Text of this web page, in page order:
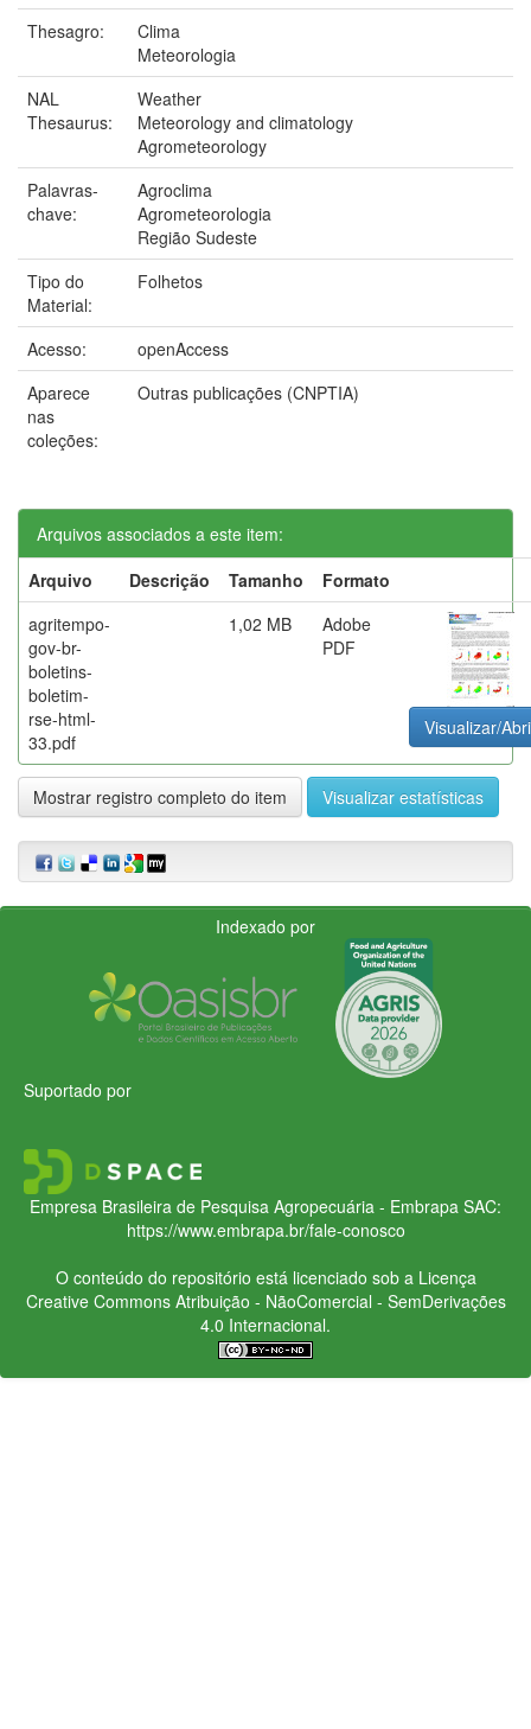
Thesagro:
Clima
Meteorologia
NAL
Thesaurus:
Weather
Meteorology and climatology
Agrometeorology
Palavras-
chave:
Agroclima
Agrometeorologia
Região Sudeste
Tipo do
Material:
Folhetos
Acesso:
openAccess
Aparece
nas
coleções:
Outras publicações (CNPTIA)
Arquivos associados a este item:
Arquivo
Descrição Tamanho
Formato
agritempo-
gov-br-
boletins-
boletim-
rse-html-
33.pdf
1,02 MB
Adobe
PDF
Visualizar/
Mostrar registro completo do item Visualizar estatísticas
Indexado por
Suportado por
Empresa Brasileira de Pesquisa Agropecuária - Embrapa SAC:
https://www.embrapa.br/fale-conosco
O conteúdo do repositório está licenciado sob a Licença
Creative CommonsAtribuição - NãoComercial - SemDerivações
4.0 Internacional.